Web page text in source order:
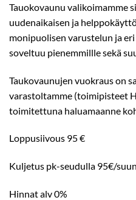
Tauokovaunu valikoimamme
uudenaikaisen ja
monipuolisen varustelun ja
soveltuu pienemmillle sekä
Taukovaunujen vuokraus on
varastoltamme (toimipisteet
toimitettuna haluamaanne
Loppusiivous 95 €
Kuljetus pk-seudulla 95€/
Hinnat alv 0%